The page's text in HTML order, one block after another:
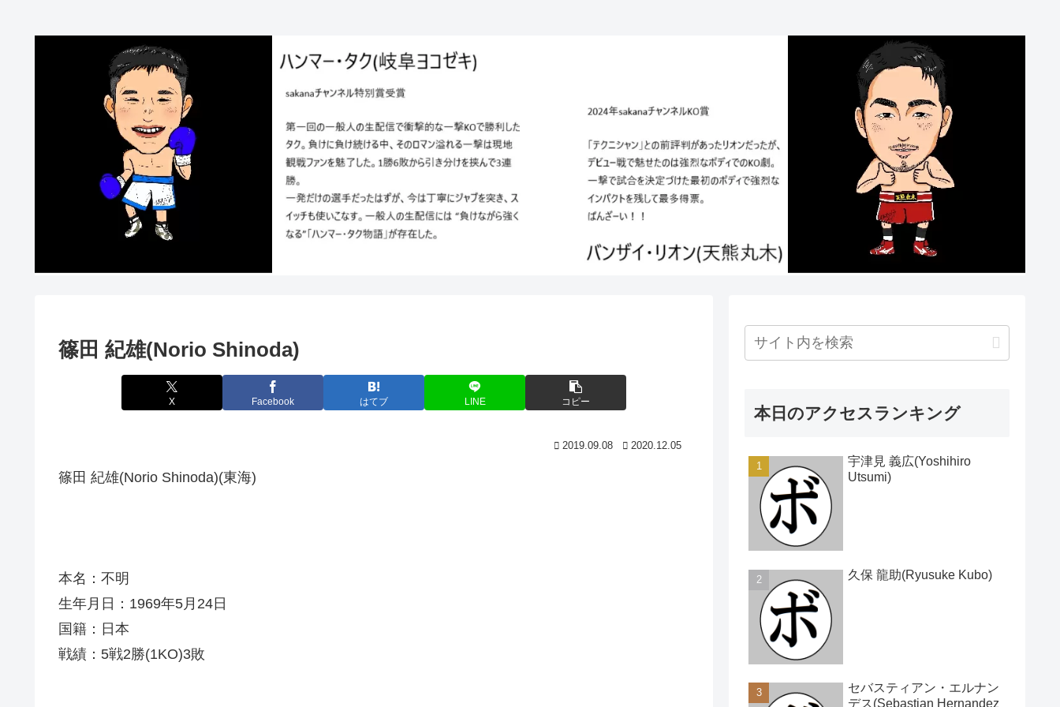
篠田 紀雄(Norio Shinoda)
X Facebook はてブ LINE コピー
2019.09.08 2020.12.05
篠田 紀雄(Norio Shinoda)(東海)
本名：不明
生年月日：1969年5月24日
国籍：日本
戦績：5戦2勝(1KO)3敗
本日のアクセスランキング
宇津見 義広(Yoshihiro
Utsumi)
久保 龍助(Ryusuke Kubo)
セバスティアン・エルナン
デス(Sebastian Hernandez